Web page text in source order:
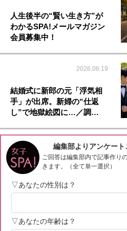
人生後半の“賢い生き方”が
わかるSPA!メールマガジン
会員募集中！
2026.06.19
結婚式に新郎の元「浮気相
手」が出席。新婦の“仕返
し”で地獄絵図に…／調…